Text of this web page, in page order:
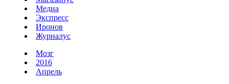
Медиа
Экспресс
Иронов
Журналус
Мозг
2016
Апрель